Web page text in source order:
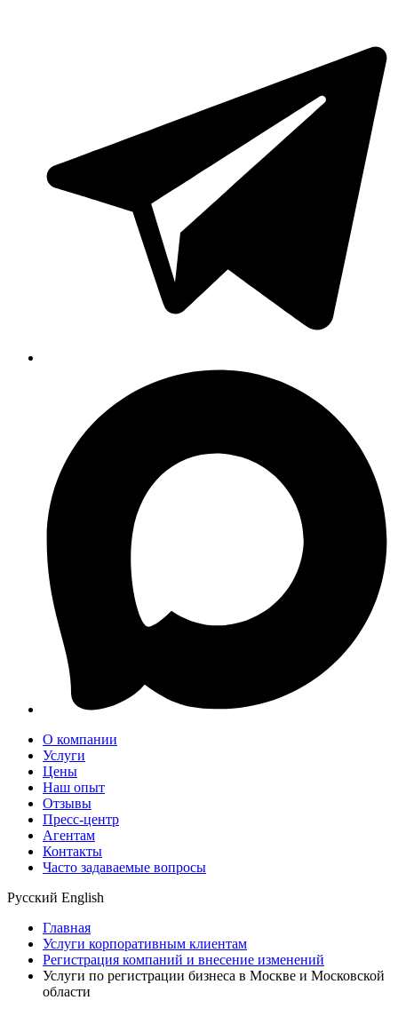
О компании
Услуги
Цены
Наш опыт
Отзывы
Пресс-центр
Агентам
Контакты
Часто задаваемые вопросы
Русский English
Главная
Услуги корпоративным клиентам
Регистрация компаний и внесение изменений
Услуги по регистрации бизнеса в Москве и Московской
области